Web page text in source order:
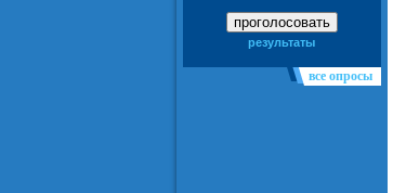
проголосовать
результаты
все опросы